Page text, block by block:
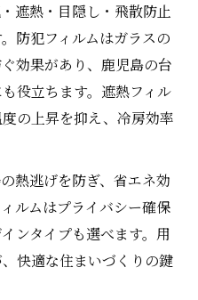
窓ガラスフィルムの効
ンテナンスと長持ち
ィルムの基礎知識
基本的な特徴と役割を
フィルムの種類と違い
フィルムの比較ポイント
交換時期の目安を知
遮熱・目隠し・飛散防止
防犯フィルムはガラスの
効果があり、鹿児島の台
役立ちます。遮熱フィル
の上昇を抑え、冷房効率
熱逃げを防ぎ、省エネ効
ルムはプライバシー確保
ンタイプも選べます。用
快適な住まいづくりの鍵